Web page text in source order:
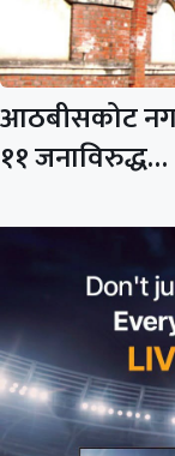
आठबीसकोट
११ जनाविरुद्ध…